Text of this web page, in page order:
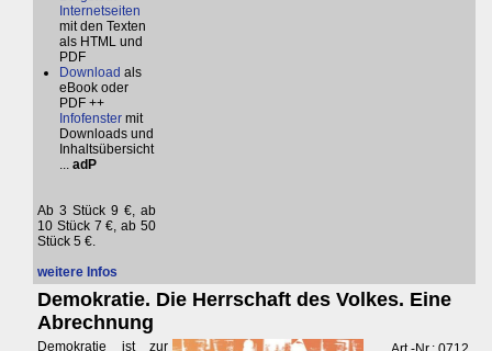
Internetseiten
mit den Texten
als HTML und
PDF
Download als
eBook oder
PDF ++
Infofenster mit
Downloads und
Inhaltsübersicht
... adP
Ab 3 Stück 9 €, ab
10 Stück 7 €, ab 50
Stück 5 €.
weitere Infos
Demokratie. Die Herrschaft des Volkes. Eine
Abrechnung
Demokratie ist zur